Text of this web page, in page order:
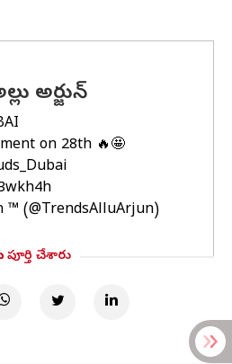
అర్జున్
on 28th 🔥🤩
(@TrendsAlluArjun)
పూర్తి చేశారు